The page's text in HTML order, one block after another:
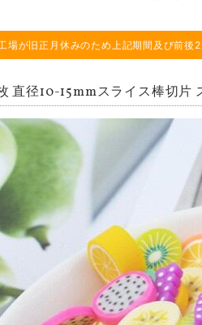
が旧正月休みのため上記期間及び前
直径10-15mmスライス棒切片